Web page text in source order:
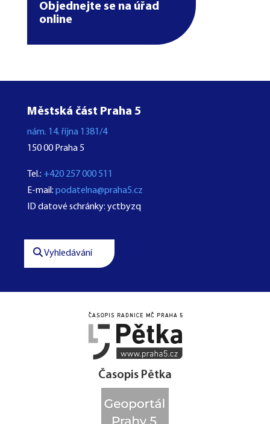
Objednejte se na úřad
online
Městská část Praha 5
nám. 14. října 1381/4
150 00 Praha 5
Tel.: +420 257 000 511
E-mail: podatelna@praha5.cz
ID datové schránky: yctbyzq
Vyhledávání
 
Časopis Pětka